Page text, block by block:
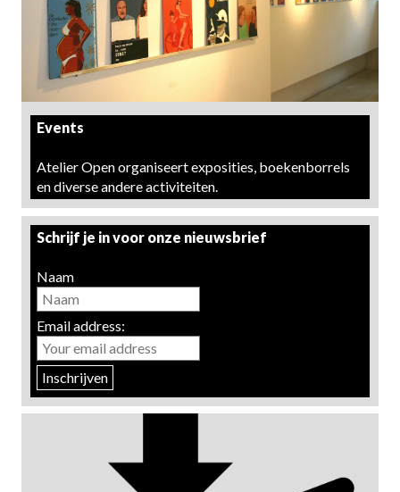
Events
Atelier Open organiseert exposities, boekenborrels
en diverse andere activiteiten.
Schrijf je in voor onze nieuwsbrief
Naam
Email address: